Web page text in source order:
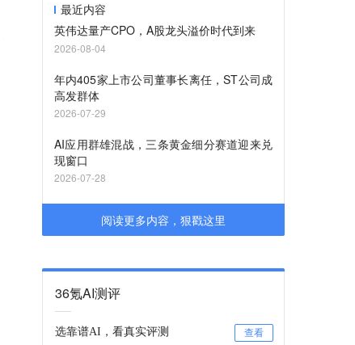
最近内容
英伟达量产CPO，A股龙头溢价时代到来
2026-08-04
年内405家上市公司董事长离任，ST公司成
高发群体
2026-07-29
AI应用群雄混战，三条黄金细分赛道迎来兑
现窗口
2026-07-28
阅读更多内容，狠戳这里
36氪AI测评
选靠谱AI，看真实评测 查看